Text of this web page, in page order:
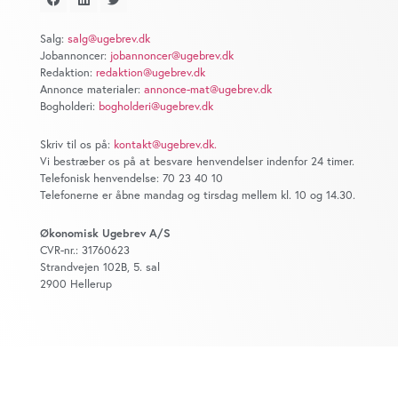
sociale medier, annonceringspartnere og
analysepartnere. Vores partnere kan kombinere disse
data med andre oplysninger, du har givet dem, eller som
de har indsamlet fra din brug af deres tjenester. Du
anvende vores hjemmeside.
Salg: salg@ugebrev.dk
Jobannoncer: jobannoncer@ugebrev.dk
Redaktion: redaktion@ugebrev.dk
Annonce materialer: annonce-mat@ugebrev.dk
Bogholderi: bogholderi@ugebrev.dk
Skriv til os på: kontakt@ugebrev.dk.
Vi bestræber os på at besvare henvendelser indenfor 24 timer.
Telefonisk henvendelse: 70 23 40 10
Telefonerne er åbne mandag og tirsdag mellem kl. 10 og 14.30.
Økonomisk Ugebrev A/S
CVR-nr.: 31760623
Strandvejen 102B, 5. sal
2900 Hellerup